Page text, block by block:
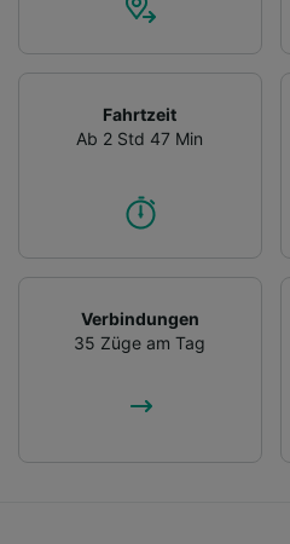
Fahrtzeit
Ab 2 Std 47 Min
Verbindungen
35 Züge am Tag